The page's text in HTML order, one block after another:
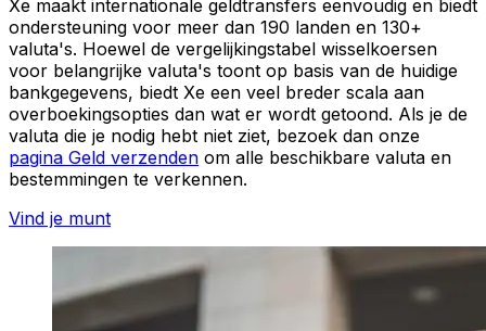
Xe maakt internationale geldtransfers eenvoudig en biedt
ondersteuning voor meer dan 190 landen en 130+
valuta's. Hoewel de vergelijkingstabel wisselkoersen
voor belangrijke valuta's toont op basis van de huidige
bankgegevens, biedt Xe een veel breder scala aan
overboekingsopties dan wat er wordt getoond. Als je de
valuta die je nodig hebt niet ziet, bezoek dan onze
pagina Geld verzenden om alle beschikbare valuta en
bestemmingen te verkennen.
Vind je munt